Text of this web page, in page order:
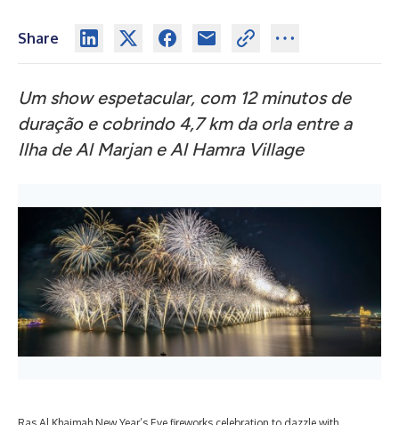
Share
Um show espetacular, com 12 minutos de
duração e cobrindo 4,7 km da orla entre a
Ilha de Al Marjan e Al Hamra Village